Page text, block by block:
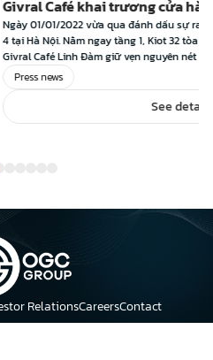
cửa hàng thứ 4 tại Hà
qua đánh dấu sự ra đời của cửa hàng
tầng 1, Kiot 32 tòa nhà HH1C Linh Đàm,
vẹn nguyên nét độc đáo của chuỗi
trọng, ấm cúng […]
RelationsCareersContact